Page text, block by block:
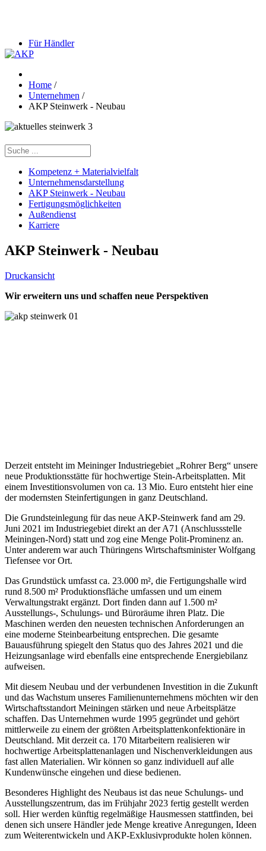
Für Händler
Home /
Unternehmen /
AKP Steinwerk - Neubau
Kompetenz + Materialvielfalt
Unternehmensdarstellung
AKP Steinwerk - Neubau
Fertigungsmöglichkeiten
Außendienst
Karriere
AKP Steinwerk - Neubau
Druckansicht
Wir erweitern uns und schaffen neue Perspektiven
Derzeit entsteht im Meininger Industriegebiet „Rohrer Berg“ unsere
neue Produktionsstätte für hochwertige Stein-Arbeitsplatten. Mit
einem Investitionsvolumen von ca. 13 Mio. Euro entsteht hier eine
der modernsten Steinfertigungen in ganz Deutschland.
Die Grundsteinlegung für das neue AKP-Steinwerk fand am 29.
Juni 2021 im Industriegebiet direkt an der A71 (Anschlussstelle
Meiningen-Nord) statt und zog eine Menge Polit-Prominenz an.
Unter anderem war auch Thüringens Wirtschaftsminister Wolfgang
Tiefensee vor Ort.
Das Grundstück umfasst ca. 23.000 m², die Fertigungshalle wird
rund 8.500 m² Produktionsfläche umfassen und um einem
Verwaltungstrakt ergänzt. Dort finden dann auf 1.500 m²
Ausstellungs-, Schulungs- und Büroräume ihren Platz. Die
Maschinen werden den neuesten technischen Anforderungen an
eine moderne Steinbearbeitung entsprechen. Die gesamte
Bauausführung spiegelt den Status quo des Jahres 2021 und die
Heizungsanlage wird ebenfalls eine entsprechende Energiebilanz
aufweisen.
Mit diesem Neubau und der verbundenen Investition in die Zukunft
und das Wachstum unseres Familienunternehmens möchten wir den
Wirtschaftsstandort Meiningen stärken und neue Arbeitsplätze
schaffen. Das Unternehmen wurde 1995 gegründet und gehört
mittlerweile zu einem der größten Arbeitsplattenkonfektionäre in
Deutschland. Mit derzeit ca. 170 Mitarbeitern realisieren wir
hochwertige Arbeitsplattenanlagen und Nischenverkleidungen aus
fast allen Materialien. Wir können so ganz individuell auf alle
Kundenwünsche eingehen und diese bedienen.
Besonderes Highlight des Neubaus ist das neue Schulungs- und
Ausstellungszentrum, das im Frühjahr 2023 fertig gestellt werden
soll. Hier werden künftig regelmäßige Hausmessen stattfinden, bei
denen sich unsere Händler jede Menge kreative Anregungen, Ideen
zum Weiterentwickeln und AKP-Exklusivprodukte holen können.